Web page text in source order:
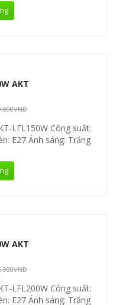
AKT
VND
LFL150W Công suất:
E27 Ánh sáng: Trắng
AKT
VND
LFL200W Công suất:
E27 Ánh sáng: Trắng